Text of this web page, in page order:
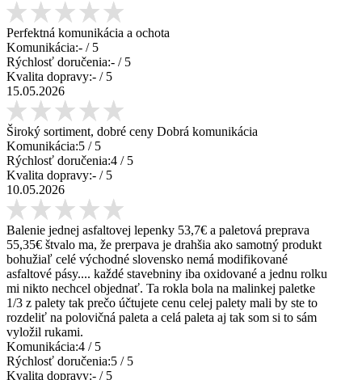
Perfektná komunikácia a ochota
Komunikácia:- / 5
Rýchlosť doručenia:- / 5
Kvalita dopravy:- / 5
15.05.2026
Široký sortiment, dobré ceny Dobrá komunikácia
Komunikácia:5 / 5
Rýchlosť doručenia:4 / 5
Kvalita dopravy:- / 5
10.05.2026
Balenie jednej asfaltovej lepenky 53,7€ a paletová preprava
55,35€ štvalo ma, že prerpava je drahšia ako samotný produkt
bohužiaľ celé východné slovensko nemá modifikované
asfaltové pásy.... každé stavebniny iba oxidované a jednu rolku
mi nikto nechcel objednať. Ta rokla bola na malinkej paletke
1/3 z palety tak prečo účtujete cenu celej palety mali by ste to
rozdeliť na polovičná paleta a celá paleta aj tak som si to sám
vyložil rukami.
Komunikácia:4 / 5
Rýchlosť doručenia:5 / 5
Kvalita dopravy:- / 5